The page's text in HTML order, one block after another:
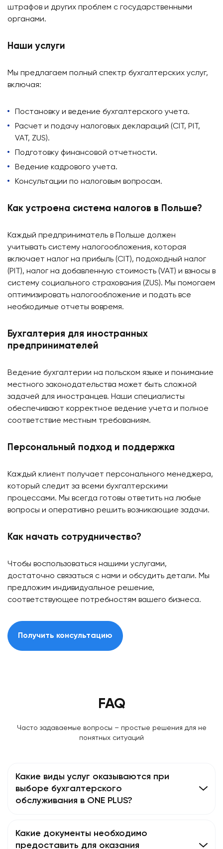
штрафов и других проблем с государственными
органами.
Наши услуги
Мы предлагаем полный спектр бухгалтерских услуг,
включая:
Постановку и ведение бухгалтерского учета.
Расчет и подачу налоговых деклараций (CIT, PIT,
VAT, ZUS).
Подготовку финансовой отчетности.
Ведение кадрового учета.
Консультации по налоговым вопросам.
Как устроена система налогов в Польше?
Каждый предприниматель в Польше должен
учитывать систему налогообложения, которая
включает налог на прибыль (CIT), подоходный налог
(PIT), налог на добавленную стоимость (VAT) и взносы в
систему социального страхования (ZUS). Мы помогаем
оптимизировать налогообложение и подать все
необходимые отчеты вовремя.
Бухгалтерия для иностранных
предпринимателей
Ведение бухгалтерии на польском языке и понимание
местного законодательства может быть сложной
задачей для иностранцев. Наши специалисты
обеспечивают корректное ведение учета и полное
соответствие местным требованиям.
Персональный подход и поддержка
Каждый клиент получает персонального менеджера,
который следит за всеми бухгалтерскими
процессами. Мы всегда готовы ответить на любые
вопросы и оперативно решить возникающие задачи.
Как начать сотрудничество?
Чтобы воспользоваться нашими услугами,
достаточно связаться с нами и обсудить детали. Мы
предложим индивидуальное решение,
соответствующее потребностям вашего бизнеса.
Получить консультацию
FAQ
Часто задаваемые вопросы – простые решения для не
понятных ситуаций
Какие виды услуг оказываются при
выборе бухгалтерского
обслуживания в ONE PLUS?
Какие документы необходимо
предоставить для оказания